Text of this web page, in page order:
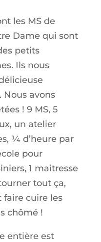
les MS de
Dame qui sont
petits
Ils nous
avons
! 9 MS, 5
un atelier
¼ d’heure par
pour
1 maitresse
tout ça,
faire cuire les
chômé !
entière est